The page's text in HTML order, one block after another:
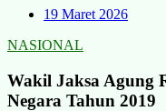
19 Maret 2026
NASIONAL
Wakil Jaksa Agung
Negara Tahun 2019